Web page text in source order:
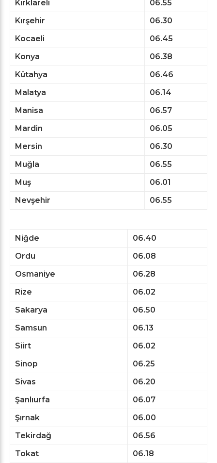
Kırklareli
06.55
Kırşehir
06.30
Kocaeli
06.45
Konya
06.38
Kütahya
06.46
Malatya
06.14
Manisa
06.57
Mardin
06.05
Mersin
06.30
Muğla
06.55
Muş
06.01
Nevşehir
06.55
Niğde
06.40
Ordu
06.08
Osmaniye
06.28
Rize
06.02
Sakarya
06.50
Samsun
06.13
Siirt
06.02
Sinop
06.25
Sivas
06.20
Şanlıurfa
06.07
Şırnak
06.00
Tekirdağ
06.56
Tokat
06.18